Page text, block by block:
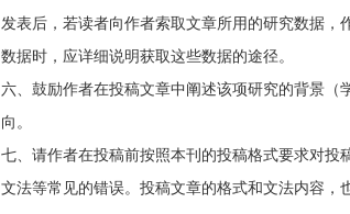
发表后，若读者向作者索取文章所用的研究数据
数据时，应详细说明获取这些数据的途径。
六、鼓励作者在投稿文章中阐述该项研究的背景
向。
七、请作者在投稿前按照本刊的投稿格式要求对投
文法等常见的错误。投稿文章的格式和文法内容，